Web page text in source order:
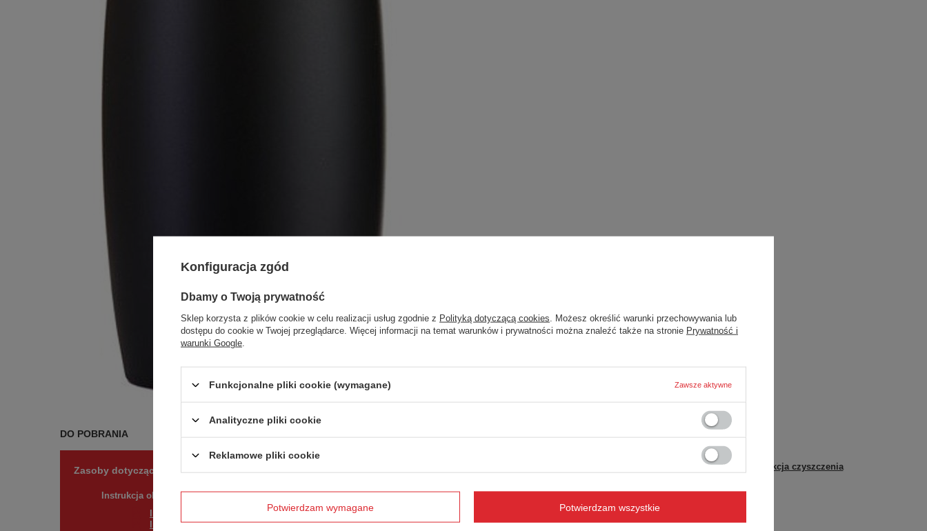
DO POBRANIA
Zasoby dotyczące bezpieczeństwa i produktów
Instrukcja obsługi
Instrukcja obsługi West Loop
Instrukcja obsługi West Loop
AutoSeal - instrukcja czyszczenia
Konfiguracja zgód
Dbamy o Twoją prywatność
Sklep korzysta z plików cookie w celu realizacji usług zgodnie z Polityką dotyczącą cookies . Możesz określić warunki przechowywania lub
dostępu do cookie w Twojej przeglądarce. Więcej informacji na temat warunków i prywatności można znaleźć także na stronie Prywatność i
warunki Google
Funkcjonalne pliki cookie (wymagane) Zawsze aktywne
Analityczne pliki cookie
Reklamowe pliki cookie
Potwierdzam wymagane Potwierdzam wszystkie